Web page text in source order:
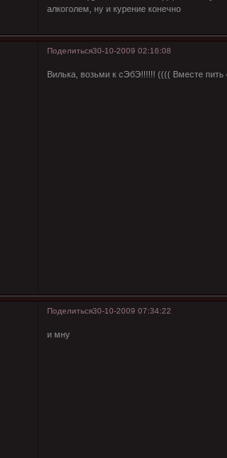
алкоголем, ну и курение конечно
Поделиться30-10-2009 02:16:08
Вилька, возьми к сЭбЭ!!!!!!(((( Вместе пить
Поделиться30-10-2009 07:34:22
и мну